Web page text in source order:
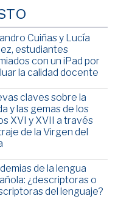
Cuiñas y Lucía
estudiantes
con un iPad por
la calidad docente
claves sobre la
y las gemas de los
XVI y XVII a través
de la Virgen del
de la lengua
¿descriptoras o
del lenguaje?